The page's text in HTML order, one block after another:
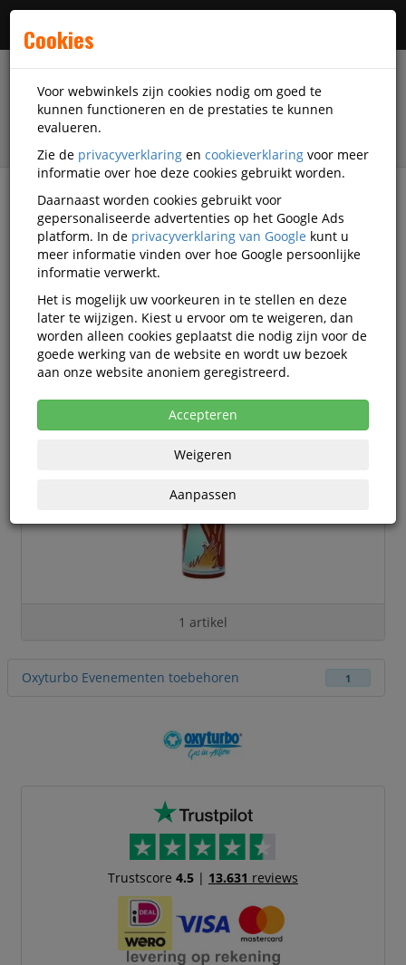
filter
Presentatiemiddelen Oxyturbo
Oxyturbo
presentatiemiddelen
Oxyturbo Horecabenodigdheden
1 artikel
Oxyturbo Evenementen toebehoren 1
Trustscore 4.5| 13.631 reviews
Cookies
Voor webwinkels zijn cookies nodig om goed te
kunnen functioneren en de prestaties te kunnen
evalueren.
Zie de privacyverklaring en cookieverklaring voor meer
informatie over hoe deze cookies gebruikt worden.
Daarnaast worden cookies gebruikt voor
gepersonaliseerde advertenties op het Google Ads
platform. In de privacyverklaring van Google kunt u
meer informatie vinden over hoe Google persoonlijke
informatie verwerkt.
Het is mogelijk uw voorkeuren in te stellen en deze
later te wijzigen. Kiest u ervoor om te weigeren, dan
worden alleen cookies geplaatst die nodig zijn voor de
goede werking van de website en wordt uw bezoek
aan onze website anoniem geregistreerd.
Accepteren
Weigeren
Aanpassen